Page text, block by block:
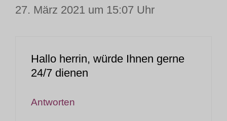
27. März 2021 um 15:07 Uhr
Hallo herrin, würde Ihnen gerne
24/7 dienen
Antworten